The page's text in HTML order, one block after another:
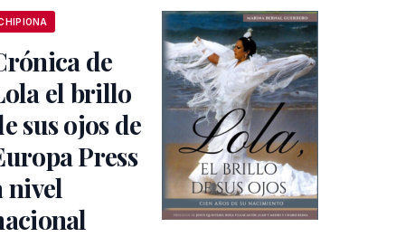
de
el brillo
sus ojos de
Press
nivel